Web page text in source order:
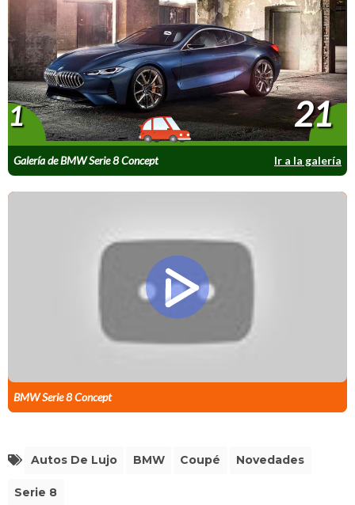
Galería de BMW Serie 8 Concept Ir a la galería
1 21
BMW Serie 8 Concept
Autos De Lujo BMW Coupé Novedades
Serie 8